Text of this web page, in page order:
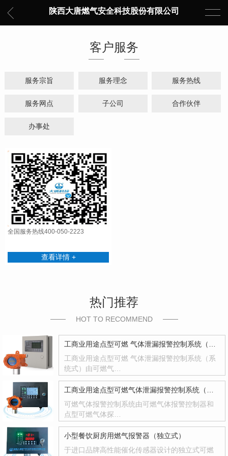
陕西大唐燃气安全科技股份有限公司
客户服务
服务宗旨 服务理念 服务热线
服务网点 子公司 合作伙伴
办事处
全国服务热线400-050-2223
查看详情 +
热门推荐
HOT TO RECOMMEND
工商业用途点型可燃 气体泄漏报警控制系统（系统式）
工商业用途点型可燃 气体泄漏报警控制系统（系
统式）由可燃气…
工商业用途点型可燃气体泄漏报警控制系统（系统式）
可燃气体报警控制系统由可燃气体报警控制器和
点型可燃气体探…
小型餐饮厨房用燃气报警器（独立式）
于进口品牌高性能催化传感器设计的独立式可燃